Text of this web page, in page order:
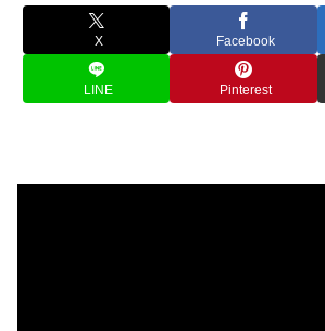
X Facebook
LINE Pinterest